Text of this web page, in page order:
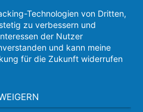
Technologien von Dritten,
zu verbessern und
der Nutzer
und kann meine
für die Zukunft widerrufen